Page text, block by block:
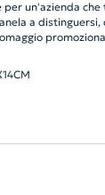
per un'azienda
a distinguersi,